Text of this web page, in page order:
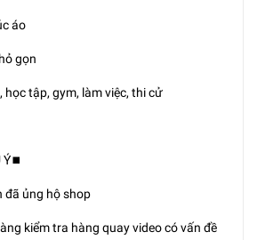
áo
gọn
học tập, gym, làm việc, thi cử
Ý⏹️
đã ủng hộ shop
kiểm tra hàng quay video có vấn đề